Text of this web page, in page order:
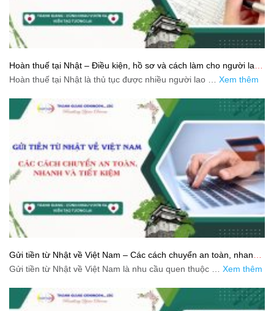
Hoàn thuế tại Nhật – Điều kiện, hồ sơ và cách làm cho người lao
động
Hoàn thuế tại Nhật là thủ tục được nhiều người lao … Xem thêm
Gửi tiền từ Nhật về Việt Nam – Các cách chuyển an toàn, nhanh
và tiết kiệm
Gửi tiền từ Nhật về Việt Nam là nhu cầu quen thuộc … Xem thêm